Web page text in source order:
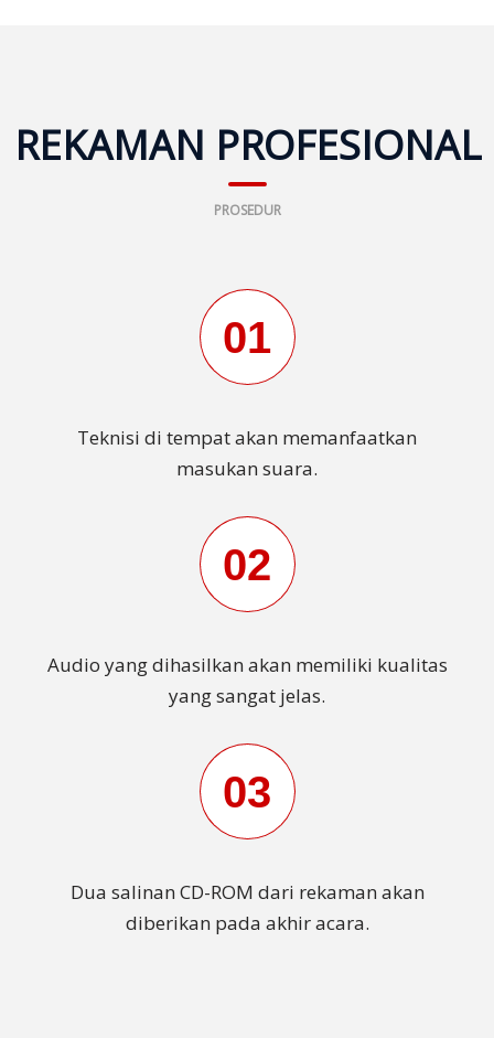
REKAMAN PROFESIONAL
PROSEDUR
01
Teknisi di tempat akan memanfaatkan
masukan suara.
02
Audio yang dihasilkan akan memiliki kualitas
yang sangat jelas.
03
Dua salinan CD-ROM dari rekaman akan
diberikan pada akhir acara.